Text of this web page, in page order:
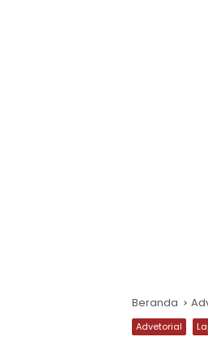
Beranda
Advetorial